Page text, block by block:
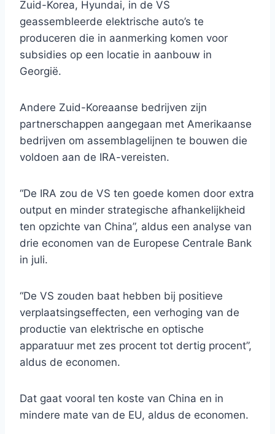
Zuid-Korea, Hyundai, in de VS
geassembleerde elektrische auto’s te
produceren die in aanmerking komen voor
subsidies op een locatie in aanbouw in
Georgië.
Andere Zuid-Koreaanse bedrijven zijn
partnerschappen aangegaan met Amerikaanse
bedrijven om assemblagelijnen te bouwen die
voldoen aan de IRA-vereisten.
“De IRA zou de VS ten goede komen door extra
output en minder strategische afhankelijkheid
ten opzichte van China”, aldus een analyse van
drie economen van de Europese Centrale Bank
in juli.
“De VS zouden baat hebben bij positieve
verplaatsingseffecten, een verhoging van de
productie van elektrische en optische
apparatuur met zes procent tot dertig procent”,
aldus de economen.
Dat gaat vooral ten koste van China en in
mindere mate van de EU, aldus de economen.